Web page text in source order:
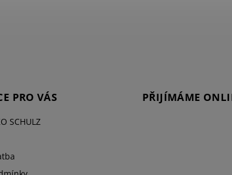
PRO VÁS
SCHULZ
PŘIJÍMÁME